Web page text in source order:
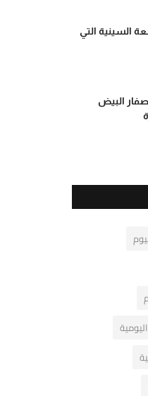
السينية التي
البيض
اليومية